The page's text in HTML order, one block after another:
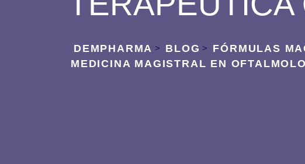
DEMPHARMA > BLOG > FÓRMULAS
MEDICINA MAGISTRAL EN